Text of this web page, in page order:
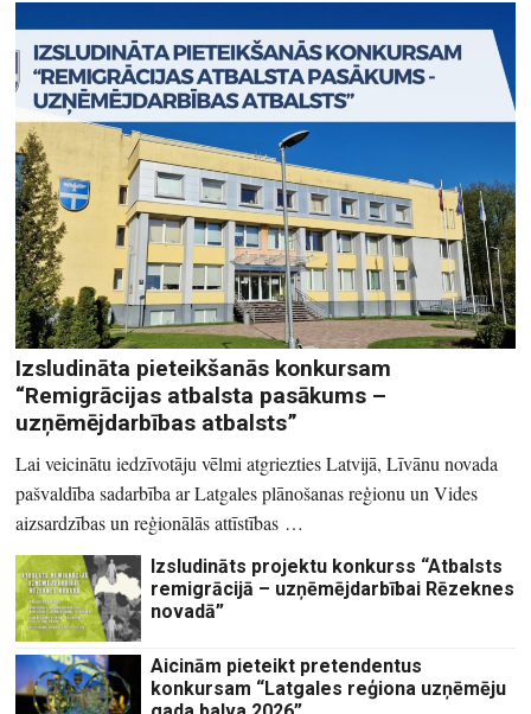
Izsludināta pieteikšanās konkursam
“Remigrācijas atbalsta pasākums –
uzņēmējdarbības atbalsts”
Lai veicinātu iedzīvotāju vēlmi atgriezties Latvijā, Līvānu novada
pašvaldība sadarbība ar Latgales plānošanas reģionu un Vides
aizsardzības un reģionālās attīstības …
Izsludināts projektu konkurss “Atbalsts
remigrācijā – uzņēmējdarbībai Rēzeknes
novadā”
Aicinām pieteikt pretendentus
konkursam “Latgales reģiona uzņēmēju